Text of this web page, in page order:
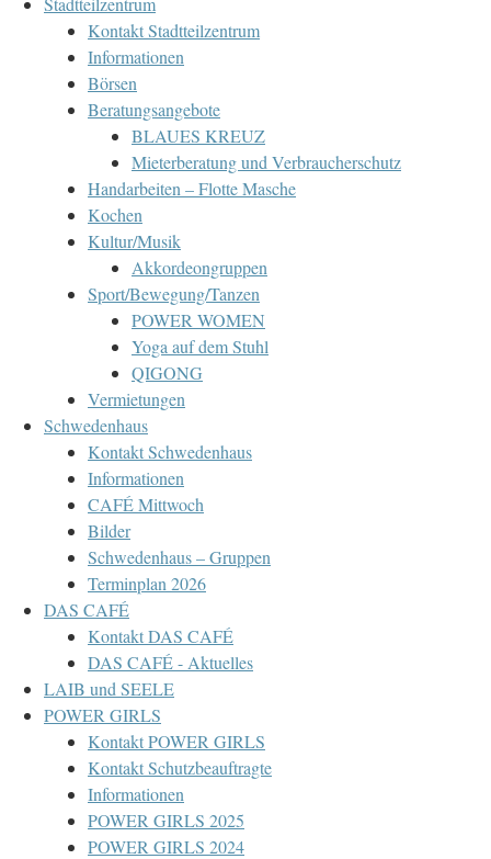
Kontakt Stadtteilzentrum
Informationen
Börsen
Beratungsangebote
BLAUES KREUZ
Mieterberatung und Verbraucherschutz
Handarbeiten – Flotte Masche
Kochen
Kultur/Musik
Akkordeongruppen
Sport/Bewegung/Tanzen
POWER WOMEN
Yoga auf dem Stuhl
QIGONG
Vermietungen
Schwedenhaus
Kontakt Schwedenhaus
Informationen
CAFÉ Mittwoch
Bilder
Schwedenhaus – Gruppen
Terminplan 2026
DAS CAFÉ
Kontakt DAS CAFÉ
DAS CAFÉ - Aktuelles
LAIB und SEELE
POWER GIRLS
Kontakt POWER GIRLS
Kontakt Schutzbeauftragte
Informationen
POWER GIRLS 2025
POWER GIRLS 2024